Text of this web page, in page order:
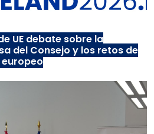
UE debate sobre la
del Consejo y los retos de